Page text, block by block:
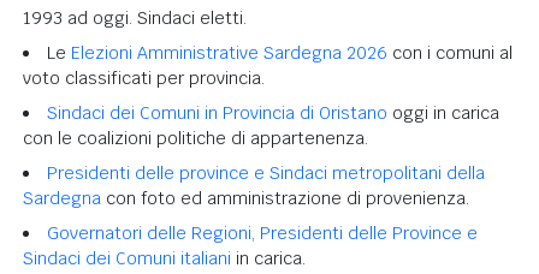
1993 ad oggi. Sindaci eletti.
Le Elezioni Amministrative Sardegna 2026 con i comuni al
voto classificati per provincia.
Sindaci dei Comuni in Provincia di Oristano oggi in carica
con le coalizioni politiche di appartenenza.
Presidenti delle province e Sindaci metropolitani della
Sardegna con foto ed amministrazione di provenienza.
Governatori delle Regioni, Presidenti delle Province e
Sindaci dei Comuni italiani in carica.